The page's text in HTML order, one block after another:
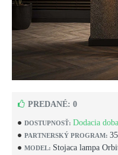
DOSTUPNOSŤ: Dodacia
PARTNERSKÝ PROGRAM: 35
MODEL: Stojaca lampa
PREDANÉ: 0